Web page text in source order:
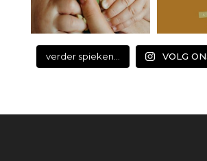
verder spieken... VOLG